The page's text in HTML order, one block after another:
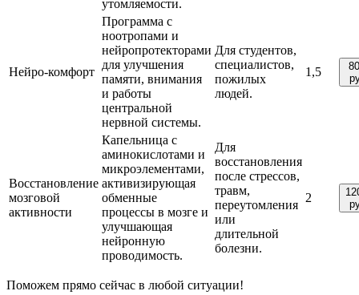
утомляемости.
Нейро-комфорт
Программа с
ноотропами и
нейропротекторами
для улучшения
памяти, внимания
и работы
центральной
нервной системы.
Для студентов,
специалистов,
пожилых
людей.
1,5
Восстановление
мозговой
активности
Капельница с
аминокислотами и
микроэлементами,
активизирующая
обменные
процессы в мозге и
улучшающая
нейронную
проводимость.
Для
восстановления
после стрессов,
травм,
переутомления
или
длительной
болезни.
2
Поможем прямо сейчас в любой ситуации!